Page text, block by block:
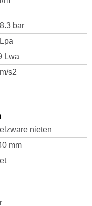
bar
Lwa
s2
nieten
mm